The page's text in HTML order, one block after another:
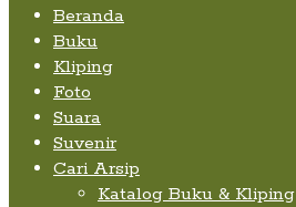
Beranda
Buku
Kliping
Foto
Suara
Suvenir
Cari Arsip
Katalog Buku & Kliping